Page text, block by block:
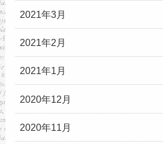
2021年3月
2021年2月
2021年1月
2020年12月
2020年11月